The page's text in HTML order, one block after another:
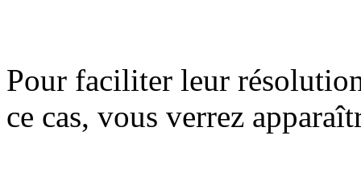
Pour faciliter leur
ce cas, vous verrez